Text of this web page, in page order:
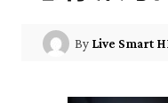
By Live Smart